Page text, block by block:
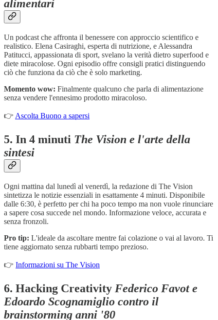
alimentari
Un podcast che affronta il benessere con approccio scientifico e
realistico. Elena Casiraghi, esperta di nutrizione, e Alessandra
Patitucci, appassionata di sport, svelano la verità dietro superfood e
diete miracolose. Ogni episodio offre consigli pratici distinguendo
ciò che funziona da ciò che è solo marketing.
Momento wow: Finalmente qualcuno che parla di alimentazione
senza vendere l'ennesimo prodotto miracoloso.
👉 Ascolta Buono a sapersi
5. In 4 minuti The Vision e l'arte della
sintesi
Ogni mattina dal lunedì al venerdì, la redazione di The Vision
sintetizza le notizie essenziali in esattamente 4 minuti. Disponibile
dalle 6:30, è perfetto per chi ha poco tempo ma non vuole rinunciare
a sapere cosa succede nel mondo. Informazione veloce, accurata e
senza fronzoli.
Pro tip: L'ideale da ascoltare mentre fai colazione o vai al lavoro. Ti
tiene aggiornato senza rubbarti tempo prezioso.
👉 Informazioni su The Vision
6. Hacking Creativity Federico Favot e
Edoardo Scognamiglio contro il
brainstorming anni '80